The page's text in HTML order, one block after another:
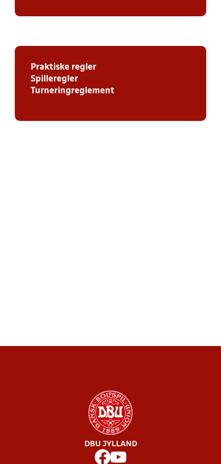
Praktiske regler
Spilleregler
Turneringreglement
DBU JYLLAND